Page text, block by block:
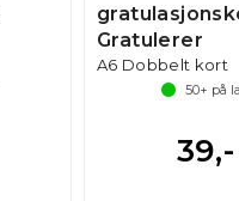
Gratulerer
A6 Dobbelt kort
50+ på
39,-